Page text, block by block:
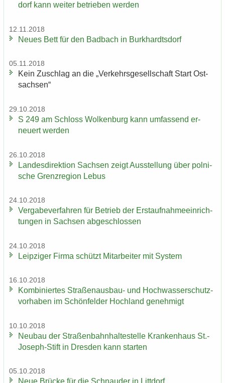
dorf kann wei­ter be­trie­ben wer­den
12.11.2018
Neues Bett für den Bad­bach in Burk­hardts­dorf
05.11.2018
Kein Zu­schlag an die „Ver­kehrs­ge­sell­schaft Start Ost­
sach­sen“
29.10.2018
S 249 am Schloss Wol­ken­burg kann um­fas­send er­
neu­ert wer­den
26.10.2018
Lan­des­di­rek­ti­on Sach­sen zeigt Aus­stel­lung über pol­ni­
sche Grenz­re­gi­on Lebus
24.10.2018
Ver­ga­be­ver­fah­ren für Be­trieb der Erst­auf­nah­me­ein­rich­
tun­gen in Sach­sen ab­ge­schlos­sen
24.10.2018
Leip­zi­ger Firma schützt Mit­ar­bei­ter mit Sys­tem
16.10.2018
Kom­bi­nier­tes Straßenausbau-​ und Hoch­was­ser­schutz­
vor­ha­ben im Schön­fel­der Hoch­land ge­neh­migt
10.10.2018
Neu­bau der Stra­ßen­bahn­hal­te­stel­le Kran­ken­haus St.-​
Joseph-Stift in Dres­den kann star­ten
05.10.2018